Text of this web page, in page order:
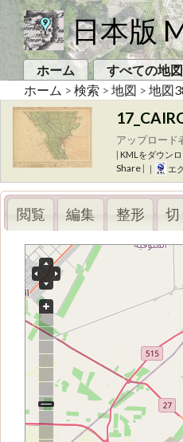
日本版
ホーム すべての地
ホーム > 検索 > 地図 > 地図
アップロード
| KMLをダウン
Share | | エ
閲覧 編集 整形 切